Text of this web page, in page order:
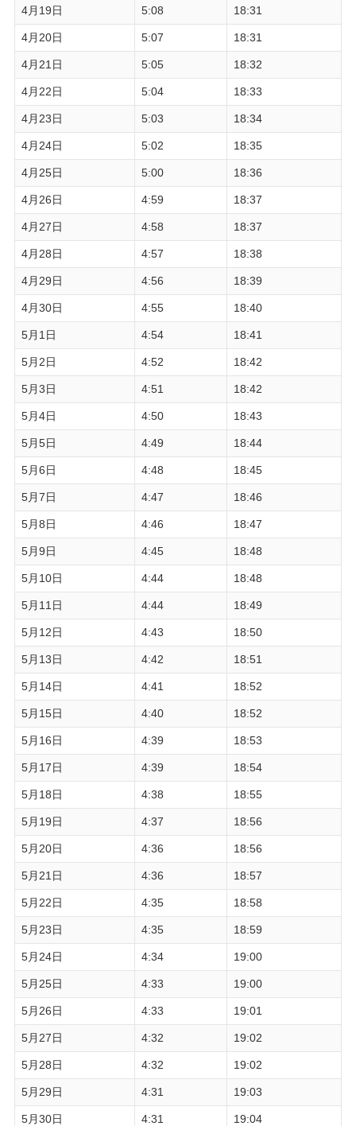
4月19日 5:08 18:31
4月20日 5:07 18:31
4月21日 5:05 18:32
4月22日 5:04 18:33
4月23日 5:03 18:34
4月24日 5:02 18:35
4月25日 5:00 18:36
4月26日 4:59 18:37
4月27日 4:58 18:37
4月28日 4:57 18:38
4月29日 4:56 18:39
4月30日 4:55 18:40
5月1日 4:54 18:41
5月2日 4:52 18:42
5月3日 4:51 18:42
5月4日 4:50 18:43
5月5日 4:49 18:44
5月6日 4:48 18:45
5月7日 4:47 18:46
5月8日 4:46 18:47
5月9日 4:45 18:48
5月10日 4:44 18:48
5月11日 4:44 18:49
5月12日 4:43 18:50
5月13日 4:42 18:51
5月14日 4:41 18:52
5月15日 4:40 18:52
5月16日 4:39 18:53
5月17日 4:39 18:54
5月18日 4:38 18:55
5月19日 4:37 18:56
5月20日 4:36 18:56
5月21日 4:36 18:57
5月22日 4:35 18:58
5月23日 4:35 18:59
5月24日 4:34 19:00
5月25日 4:33 19:00
5月26日 4:33 19:01
5月27日 4:32 19:02
5月28日 4:32 19:02
5月29日 4:31 19:03
5月30日 4:31 19:04